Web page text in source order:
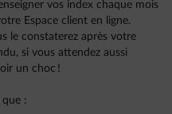
vos index chaque mois
Espace client en ligne.
le constaterez après votre
si vous attendez aussi
un choc !
que :